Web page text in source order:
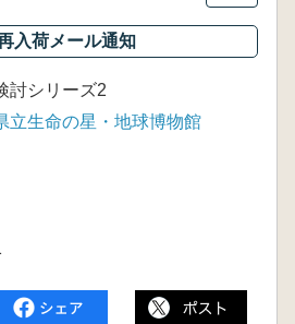
入荷メール通知
討シリーズ2
立生命の星・地球博物館